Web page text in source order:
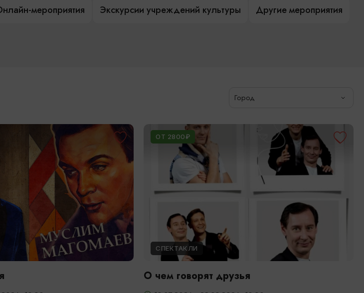
мероприятия Экскурсии учреждений культуры Другие мероприятия
Город
ОТ 2800₽
СПЕКТАКЛИ
О чем говорят друзья